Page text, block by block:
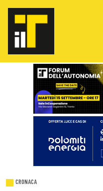
CRONACA